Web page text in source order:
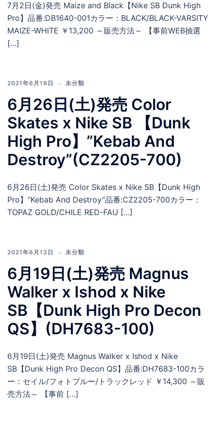
7月2日(金)発売 Maize and Black【Nike SB Dunk High
Pro】品番:DB1640-001カラー：BLACK/BLACK-VARSITY
MAIZE-WHITE ￥13,200 ～販売方法～ 【事前WEB抽選
[…]
2021年6月19日 未分類
6月26日(土)発売 Color
Skates x Nike SB 【Dunk
High Pro】”Kebab And
Destroy”(CZ2205-700)
6月26日(土)発売 Color Skates x Nike SB【Dunk High
Pro】”Kebab And Destroy”品番:CZ2205-700カラー：
TOPAZ GOLD/CHILE RED-FAU […]
2021年6月13日 未分類
6月19日(土)発売 Magnus
Walker x Ishod x Nike
SB【Dunk High Pro Decon
QS】(DH7683-100)
6月19日(土)発売 Magnus Walker x Ishod x Nike
SB【Dunk High Pro Decon QS】品番:DH7683-100カラ
ー：セイル/フォトブルー/トラックレッド ￥14,300 ～販
売方法～ 【事前 […]